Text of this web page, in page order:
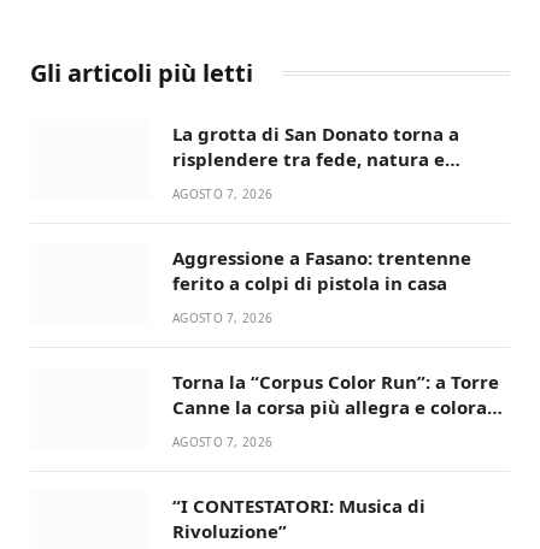
Gli articoli più letti
La grotta di San Donato torna a
risplendere tra fede, natura e
devozione
AGOSTO 7, 2026
Aggressione a Fasano: trentenne
ferito a colpi di pistola in casa
AGOSTO 7, 2026
Torna la “Corpus Color Run”: a Torre
Canne la corsa più allegra e colorata
dell’estate!
AGOSTO 7, 2026
“I CONTESTATORI: Musica di
Rivoluzione”